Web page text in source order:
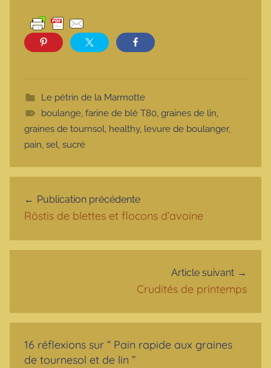
Le pétrin de la Marmotte
boulange, farine de blé T80, graines de lin,
graines de tournsol, healthy, levure de boulanger,
pain, sel, sucré
Publication précédente
Röstis de blettes et flocons d’avoine
Article suivant
Crudités de printemps
16 réflexions sur “ Pain rapide aux graines
de tournesol et de lin ”